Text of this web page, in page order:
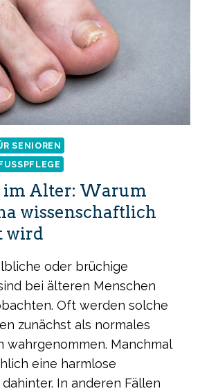
SENIOREN
im Alter: Warum
wissenschaftlich
wird
oder brüchige
bei älteren Menschen
Oft werden solche
zunächst als normales
wahrgenommen. Manchmal
eine harmlose
In anderen Fällen